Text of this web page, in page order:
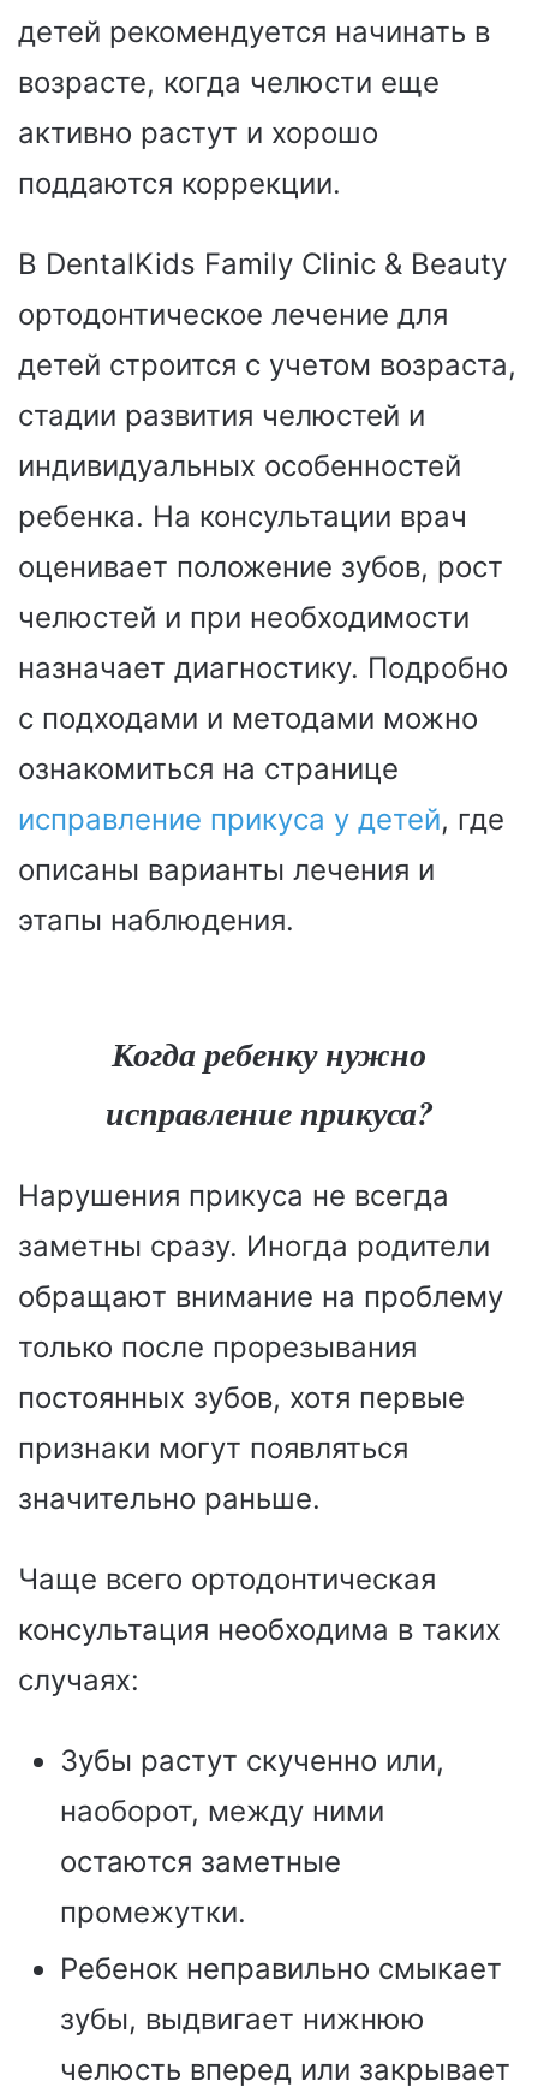
детей рекомендуется начинать в
возрасте, когда челюсти еще
активно растут и хорошо
поддаются коррекции.
В DentalKids Family Clinic & Beauty
ортодонтическое лечение для
детей строится с учетом возраста,
стадии развития челюстей и
индивидуальных особенностей
ребенка. На консультации врач
оценивает положение зубов, рост
челюстей и при необходимости
назначает диагностику. Подробно
с подходами и методами можно
ознакомиться на странице
исправление прикуса у детей, где
описаны варианты лечения и
этапы наблюдения.
Когда ребенку нужно
исправление прикуса?
Нарушения прикуса не всегда
заметны сразу. Иногда родители
обращают внимание на проблему
только после прорезывания
постоянных зубов, хотя первые
признаки могут появляться
значительно раньше.
Чаще всего ортодонтическая
консультация необходима в таких
случаях:
Зубы растут скученно или,
наоборот, между ними
остаются заметные
промежутки.
Ребенок неправильно смыкает
зубы, выдвигает нижнюю
челюсть вперед или закрывает